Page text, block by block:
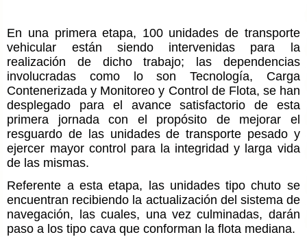
En una primera etapa, 100 unidades de transporte
vehicular están siendo intervenidas para la
realización de dicho trabajo; las dependencias
involucradas como lo son Tecnología, Carga
Contenerizada y Monitoreo y Control de Flota, se han
desplegado para el avance satisfactorio de esta
primera jornada con el propósito de mejorar el
resguardo de las unidades de transporte pesado y
ejercer mayor control para la integridad y larga vida
de las mismas.
Referente a esta etapa, las unidades tipo chuto se
encuentran recibiendo la actualización del sistema de
navegación, las cuales, una vez culminadas, darán
paso a los tipo cava que conforman la flota mediana.